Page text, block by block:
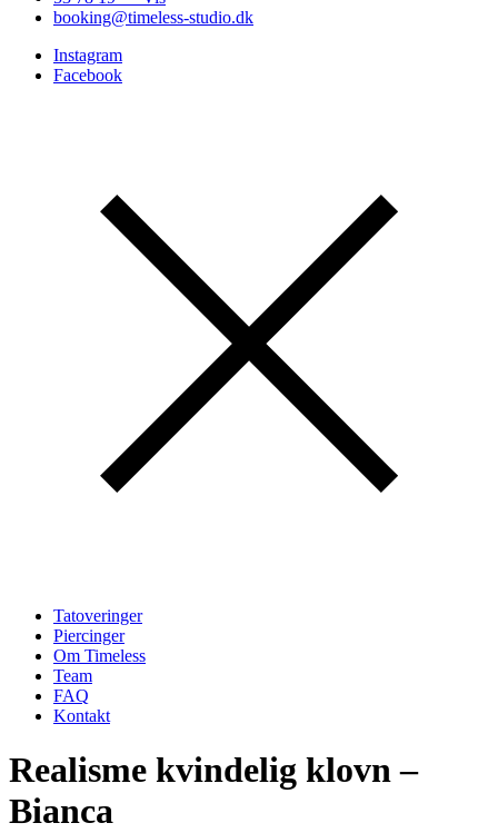
booking@timeless-studio.dk
Instagram
Facebook
Tatoveringer
Piercinger
Om Timeless
Team
FAQ
Kontakt
Realisme kvindelig klovn –
Bianca